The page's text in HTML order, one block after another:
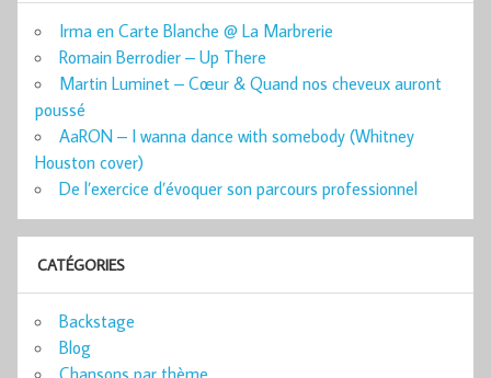
Irma en Carte Blanche @ La Marbrerie
Romain Berrodier – Up There
Martin Luminet – Cœur & Quand nos cheveux auront
poussé
AaRON – I wanna dance with somebody (Whitney
Houston cover)
De l’exercice d’évoquer son parcours professionnel
CATÉGORIES
Backstage
Blog
Chansons par thème